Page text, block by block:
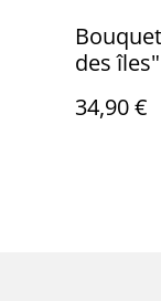
des îles"
34,90 €